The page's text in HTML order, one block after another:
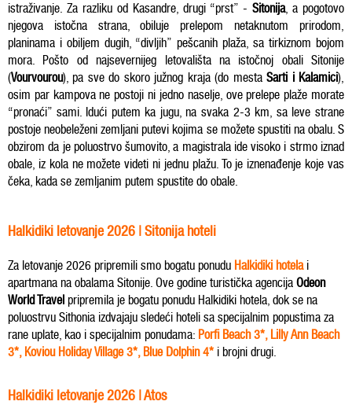
istraživanje. Za razliku od Kasandre, drugi “prst” - Sitonija, a pogotovo
njegova istočna strana, obiluje prelepom netaknutom prirodom,
planinama i obiljem dugih, “divljih” pešcanih plaža, sa tirkiznom bojom
mora. Pošto od najsevernijeg letovališta na istočnoj obali Sitonije
(Vourvourou), pa sve do skoro južnog kraja (do mestaSarti i Kalamici),
osim par kampova ne postoji ni jedno naselje, ove prelepe plaže morate
“pronaći” sami. Idući putem ka jugu, na svaka 2-3 km, sa leve strane
postoje neobeleženi zemljani putevi kojima se možete spustiti na obalu. S
obzirom da je poluostrvo šumovito, a magistrala ide visoko i strmo iznad
obale, iz kola ne možete videti ni jednu plažu. To je iznenađenje koje vas
čeka, kada se zemljanim putem spustite do obale.
Halkidiki letovanje 2026 | Sitonija hoteli
Za letovanje 2026 pripremili smo bogatu ponudu Halkidiki hotelai
apartmana na obalama Sitonije. Ove godine turistička agencija Odeon
World Travel pripremila je bogatu ponudu Halkidiki hotela, dok se na
poluostrvu Sithonia izdvajaju sledeći hoteli sa specijalnim popustima za
rane uplate, kao i specijalnim ponudama: Porfi Beach 3*,Lilly Ann Beach
3*, Koviou Holiday Village 3*, Blue Dolphin 4* i brojni drugi.
Halkidiki letovanje 2026 | Atos